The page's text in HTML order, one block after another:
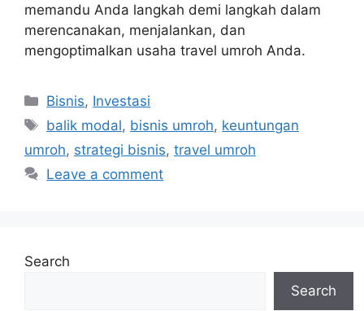
memandu Anda langkah demi langkah dalam
merencanakan, menjalankan, dan
mengoptimalkan usaha travel umroh Anda.
Categories
Bisnis, Investasi
Tags
balik modal, bisnis umroh, keuntungan
umroh, strategi bisnis, travel umroh
Leave a comment
Search
Search